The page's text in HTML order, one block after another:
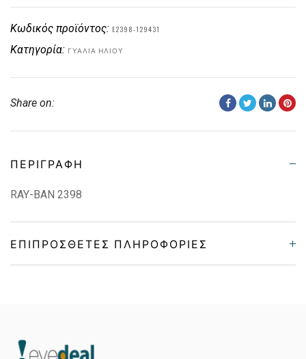
Κωδικός προϊόντος: E2398-129431
Κατηγορία: ΓΥΑΛΙΆ ΗΛΊΟΥ
Share on:
ΠΕΡΙΓΡΑΦΉ
RAY-BAN 2398
ΕΠΙΠΡΌΣΘΕΤΕΣ ΠΛΗΡΟΦΟΡΊΕΣ
Color